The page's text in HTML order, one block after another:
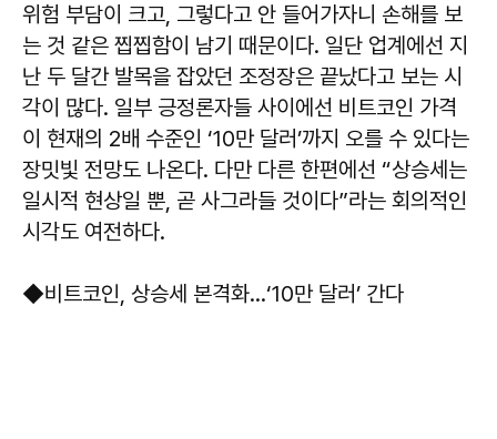
위험 부담이 크고, 그렇다고 안 들어가자니 손해를 보
는 것 같은 찝찝함이 남기 때문이다. 일단 업계에선 지
난 두 달간 발목을 잡았던 조정장은 끝났다고 보는 시
각이 많다. 일부 긍정론자들 사이에선 비트코인 가격
이 현재의 2배 수준인 ‘10만 달러’까지 오를 수 있다는
장밋빛 전망도 나온다. 다만 다른 한편에선 “상승세는
일시적 현상일 뿐, 곧 사그라들 것이다”라는 회의적인
시각도 여전하다.
◆비트코인, 상승세 본격화…‘10만 달러’ 간다